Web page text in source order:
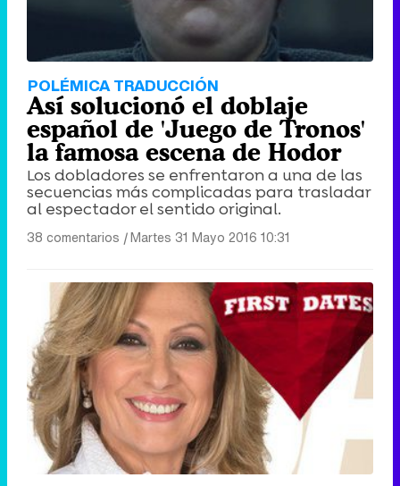
POLÉMICA TRADUCCIÓN
Así solucionó el doblaje
español de 'Juego de Tronos'
la famosa escena de Hodor
Los dobladores se enfrentaron a una de las
secuencias más complicadas para trasladar
al espectador el sentido original.
38 comentarios |Martes 31 Mayo 2016 10:31